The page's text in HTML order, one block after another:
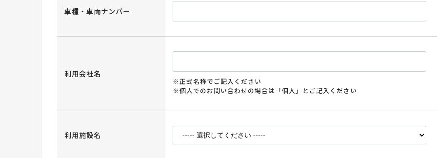
車種・車両ナンバー
利用会社名
※正式名称でご記入ください
※個人でのお問い合わせの場合は「個人」とご記入ください
利用施設名